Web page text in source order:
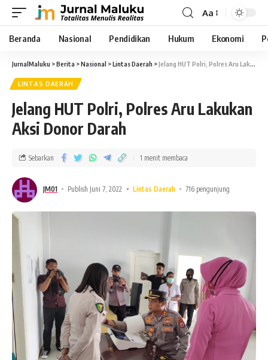
Aa
Beranda Nasional Pendidikan Hukum Ekonomi
JurnalMaluku >Berita >Nasional >Lintas Daerah >Jelang HUT Polri, Polres Aru Lakukan Aksi Donor Darah
LINTAS DAERAH
Jelang HUT Polri, Polres Aru Lakukan
Aksi Donor Darah
JM01 Publish Juni 7, 2022 Lintas Daerah 716 pengunjung
Sebarkan 1 menit membaca